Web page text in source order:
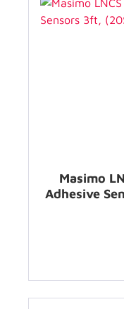
Masimo LNCS ADTX-3 ADH Adult
Adhesive